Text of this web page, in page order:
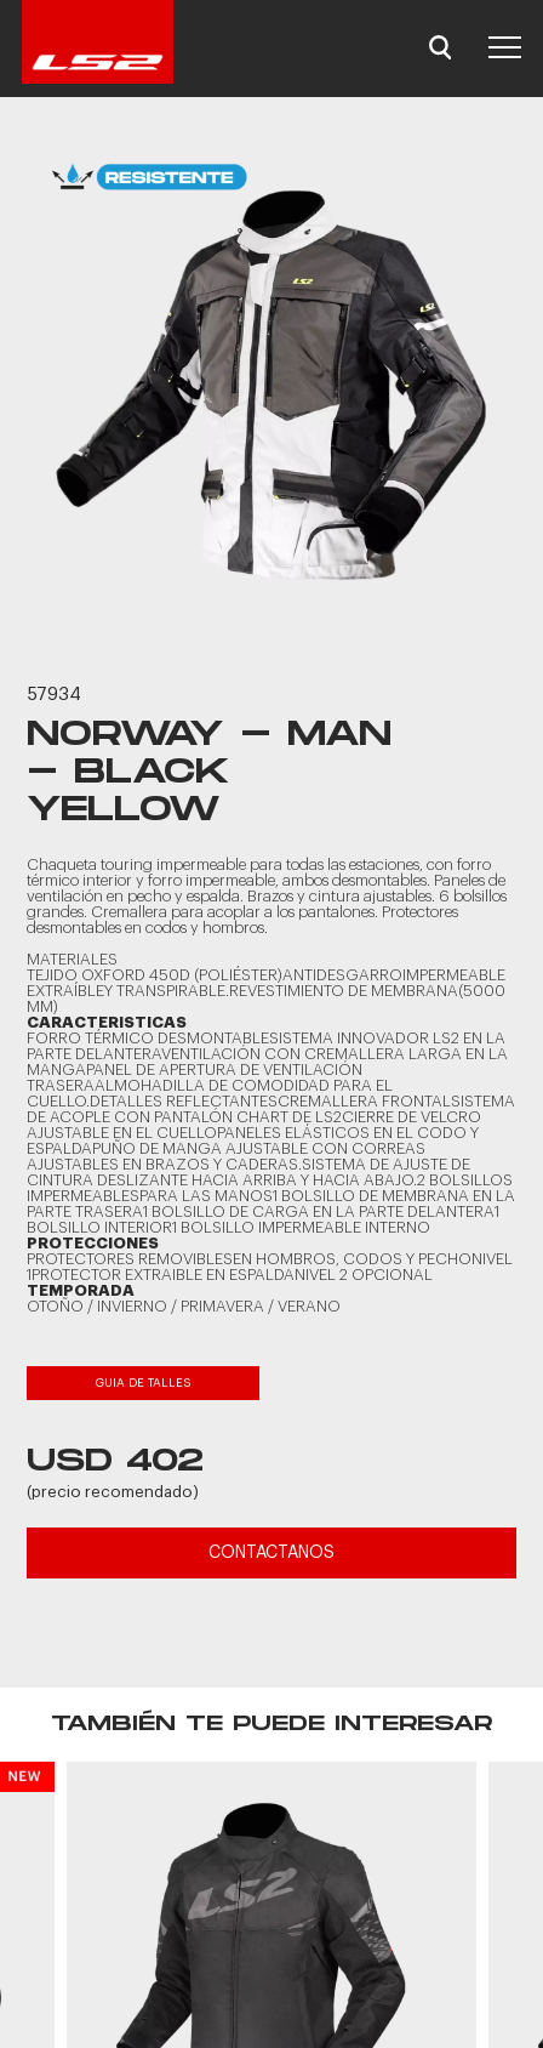
57934
NORWAY - MAN
- BLACK
YELLOW
Chaqueta touring impermeable para todas las estaciones, con forro
térmico interior y forro impermeable, ambos desmontables. Paneles de
ventilación en pecho y espalda. Brazos y cintura ajustables. 6 bolsillos
grandes. Cremallera para acoplar a los pantalones. Protectores
desmontables en codos y hombros.
MATERIALES
TEJIDO OXFORD 450D (POLIÉSTER)ANTIDESGARROIMPERMEABLE
EXTRAÍBLEY TRANSPIRABLE.REVESTIMIENTO DE MEMBRANA(5000
MM)
CARACTERISTICAS
FORRO TÉRMICO DESMONTABLESISTEMA INNOVADOR LS2 EN LA
PARTE DELANTERAVENTILACIÓN CON CREMALLERA LARGA EN LA
MANGAPANEL DE APERTURA DE VENTILACIÓN
TRASERAALMOHADILLA DE COMODIDAD PARA EL
CUELLO.DETALLES REFLECTANTESCREMALLERA FRONTALSISTEMA
DE ACOPLE CON PANTALÓN CHART DE LS2CIERRE DE VELCRO
AJUSTABLE EN EL CUELLOPANELES ELÁSTICOS EN EL CODO Y
ESPALDAPUÑO DE MANGA AJUSTABLE CON CORREAS
AJUSTABLES EN BRAZOS Y CADERAS.SISTEMA DE AJUSTE DE
CINTURA DESLIZANTE HACIA ARRIBA Y HACIA ABAJO.2 BOLSILLOS
IMPERMEABLESPARA LAS MANOS1 BOLSILLO DE MEMBRANA EN LA
PARTE TRASERA1 BOLSILLO DE CARGA EN LA PARTE DELANTERA1
BOLSILLO INTERIOR1 BOLSILLO IMPERMEABLE INTERNO
PROTECCIONES
PROTECTORES REMOVIBLESEN HOMBROS, CODOS Y PECHONIVEL
1PROTECTOR EXTRAIBLE EN ESPALDANIVEL 2 OPCIONAL
TEMPORADA
OTOÑO / INVIERNO / PRIMAVERA / VERANO
GUIA DE TALLES
USD 402
(precio recomendado)
CONTACTANOS
TAMBIÉN TE PUEDE INTERESAR